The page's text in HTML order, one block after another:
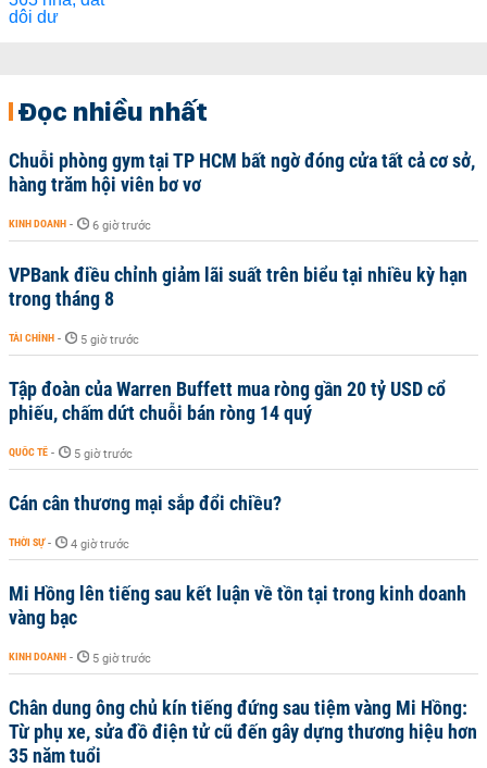
Đọc nhiều nhất
Chuỗi phòng gym tại TP HCM bất ngờ đóng cửa tất cả cơ sở,
hàng trăm hội viên bơ vơ
KINH DOANH - 6 giờ trước
VPBank điều chỉnh giảm lãi suất trên biểu tại nhiều kỳ hạn
trong tháng 8
TÀI CHÍNH - 5 giờ trước
Tập đoàn của Warren Buffett mua ròng gần 20 tỷ USD cổ
phiếu, chấm dứt chuỗi bán ròng 14 quý
QUỐC TẾ - 5 giờ trước
Cán cân thương mại sắp đổi chiều?
THỜI SỰ - 4 giờ trước
Mi Hồng lên tiếng sau kết luận về tồn tại trong kinh doanh
vàng bạc
KINH DOANH - 5 giờ trước
Chân dung ông chủ kín tiếng đứng sau tiệm vàng Mi Hồng:
Từ phụ xe, sửa đồ điện tử cũ đến gây dựng thương hiệu hơn
35 năm tuổi